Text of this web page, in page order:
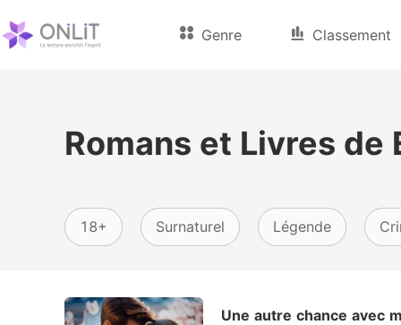
Genre Classement
Romans et Livres de
18+ Surnaturel Légende
Une autre chance avec